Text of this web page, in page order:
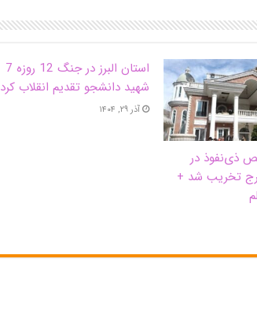
ذی‌نفوذ در
تخریب شد +
استان البرز در جنگ 12 روزه 7
شهید دانشجو تقدیم انقلاب کرد
آذر ۲۹, ۱۴۰۴